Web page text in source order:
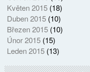
Květen 2015(18)
Duben 2015(10)
Březen 2015(10)
Únor 2015(15)
Leden 2015(13)